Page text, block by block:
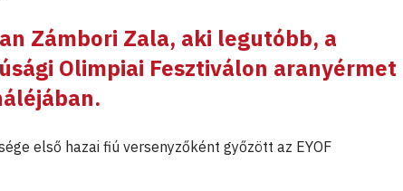
Zámbori Zala, aki legutóbb, a
Olimpiai Fesztiválon aranyérmet
első hazai fiú versenyzőként győzött az EYOF